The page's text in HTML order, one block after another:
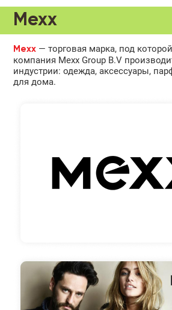
Mexx
Mexx — торговая марка, под
компания Mexx Group B.V
индустрии: одежда, аксессуары,
для дома.